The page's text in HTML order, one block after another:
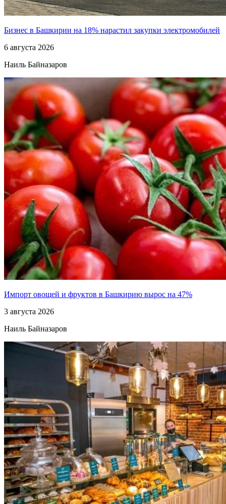
Бизнес в Башкирии на 18% нарастил закупки электромобилей
6 августа 2026
Наиль Байназаров
Импорт овощей и фруктов в Башкирию вырос на 47%
3 августа 2026
Наиль Байназаров